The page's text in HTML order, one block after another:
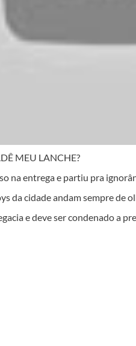
MEU LANCHE?
na entrega e partiu pra
da cidade andam sempre de
e deve ser condenado a